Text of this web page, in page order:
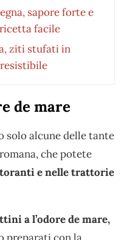
sapore forte e
facile
ziti stufati in
de mare
solo alcune delle tante
che potete
e nelle trattorie
a l’odore de mare,